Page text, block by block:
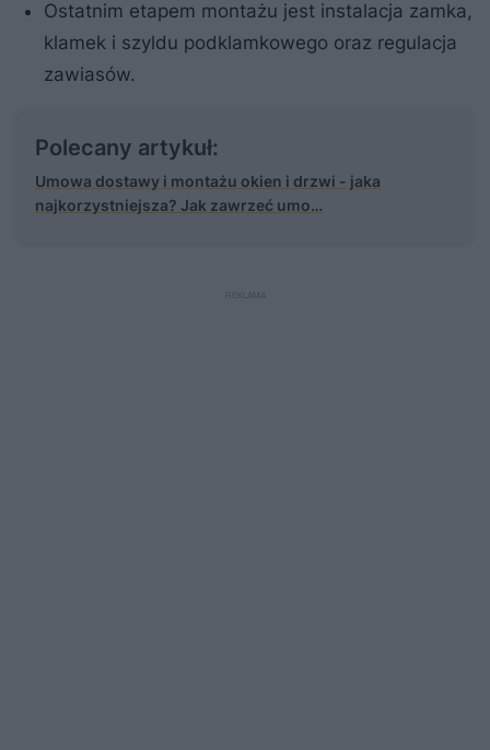
Ostatnim etapem montażu jest instalacja zamka,
klamek i szyldu podklamkowego oraz regulacja
zawiasów.
Polecany artykuł:
Umowa dostawy i montażu okien i drzwi - jaka
najkorzystniejsza? Jak zawrzeć umo…